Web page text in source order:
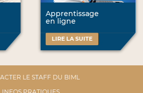
Apprentissage
en ligne
LIRE LA SUITE
LE STAFF DU BIML